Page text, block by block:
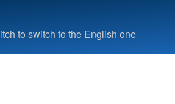
to switch to the English one